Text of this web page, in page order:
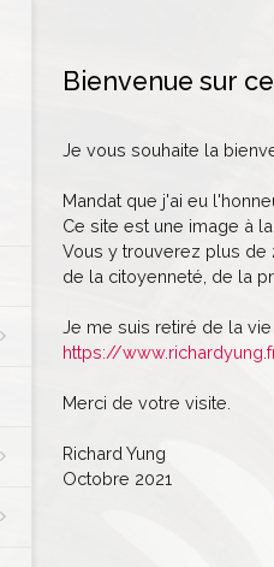
Bienvenue sur
Je vous souhaite la
Mandat que j'ai eu
Ce site est une image à
Vous y trouverez plus de
de la citoyenneté, de la
Je me suis retiré de la
https://
Merci de votre visite.
Richard Yung
Octobre 2021